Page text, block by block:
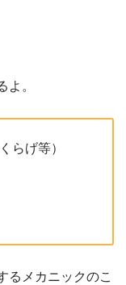
よ。
らげ等）
るメカニックのこ